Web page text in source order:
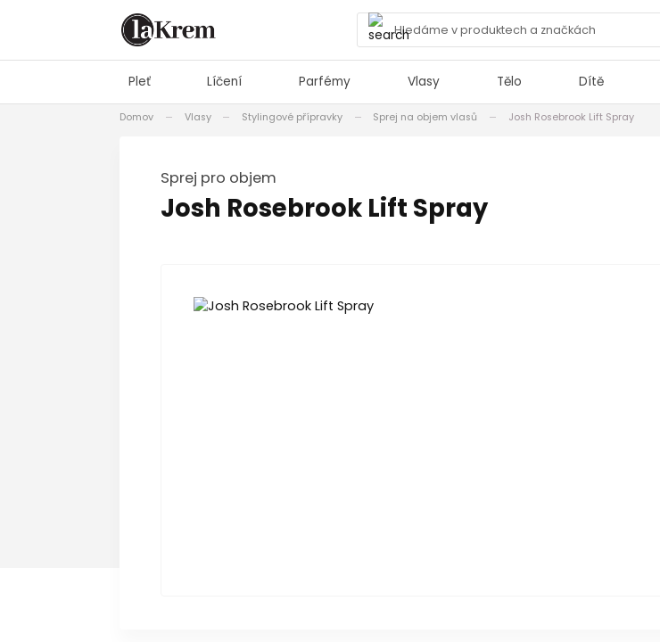
Pleť Líčení Parfémy Vlasy Tělo Dítě
Domov Vlasy Stylingové přípravky Sprej na objem vlasů Josh Rosebrook Lift Spray
Sprej pro objem
Josh Rosebrook Lift Spray